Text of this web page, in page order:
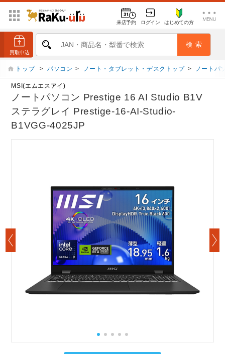
来店予約 ログイン はじめての方
トップ > パソコン > ノート・タブレット・デスクトップ > ノートパ
MSI(エムエスアイ)
ノートパソコン Prestige 16 AI Studio B1V
ステラグレイ Prestige-16-AI-Studio-
B1VGG-4025JP